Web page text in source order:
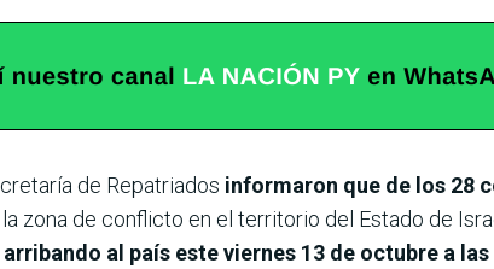
de Repatriados informaron que de los 28
zona de conflicto en el territorio del Estado de
al país este viernes 13 de octubre a las